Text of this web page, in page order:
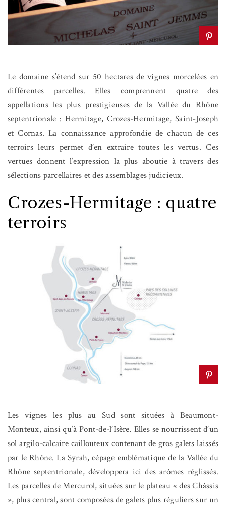
Le domaine s’étend sur 50 hectares de vignes morcelées en
différentes parcelles. Elles comprennent quatre des
appellations les plus prestigieuses de la Vallée du Rhône
septentrionale : Hermitage, Crozes-Hermitage, Saint-Joseph
et Cornas. La connaissance approfondie de chacun de ces
terroirs leurs permet d’en extraire toutes les vertus. Ces
vertues donnent l’expression la plus aboutie à travers des
sélections parcellaires et des assemblages judicieux.
Crozes-Hermitage : quatre
terroirs
Les vignes les plus au Sud sont situées à Beaumont-
Monteux, ainsi qu’à Pont-de-l’Isère. Elles se nourrissent d’un
sol argilo-calcaire caillouteux contenant de gros galets laissés
par le Rhône. La Syrah, cépage emblématique de la Vallée du
Rhône septentrionale, développera ici des arômes réglissés.
Les parcelles de Mercurol, situées sur le plateau « des Châssis
», plus central, sont composées de galets plus réguliers sur un